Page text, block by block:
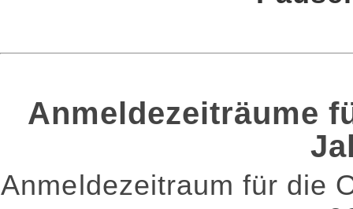
Anmeldezeiträume
Anmeldezeitraum für